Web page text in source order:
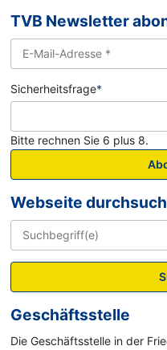
TVB Newsletter
Sicherheitsfrage*
Bitte rechnen Sie 6 plus 8.
Webseite
Geschäftsstelle
Die Geschäftsstelle in der